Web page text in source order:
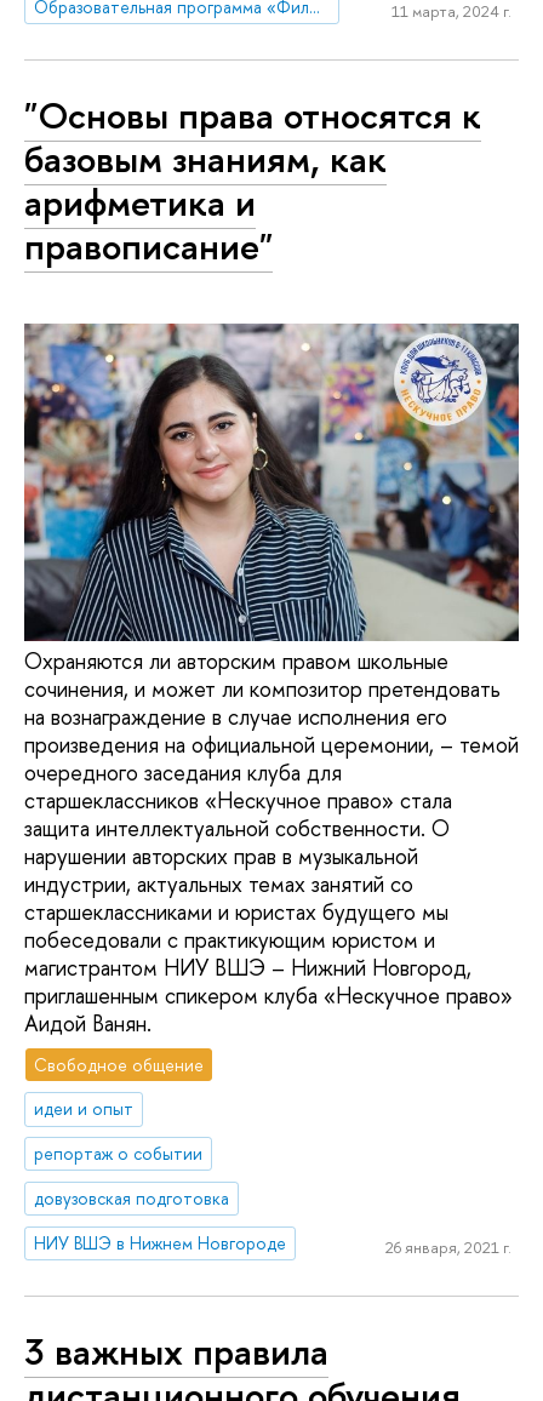
Образовательная программа «Филология»
11 марта, 2024 г.
"Основы права относятся к
базовым знаниям, как
арифметика и
правописание"
Охраняются ли авторским правом школьные
сочинения, и может ли композитор претендовать
на вознаграждение в случае исполнения его
произведения на официальной церемонии, – темой
очередного заседания клуба для
старшеклассников «Нескучное право» стала
защита интеллектуальной собственности. О
нарушении авторских прав в музыкальной
индустрии, актуальных темах занятий со
старшеклассниками и юристах будущего мы
побеседовали с практикующим юристом и
магистрантом НИУ ВШЭ – Нижний Новгород,
приглашенным спикером клуба «Нескучное право»
Аидой Ванян.
Свободное общение
идеи и опыт
репортаж о событии
довузовская подготовка
НИУ ВШЭ в Нижнем Новгороде
26 января, 2021 г.
3 важных правила